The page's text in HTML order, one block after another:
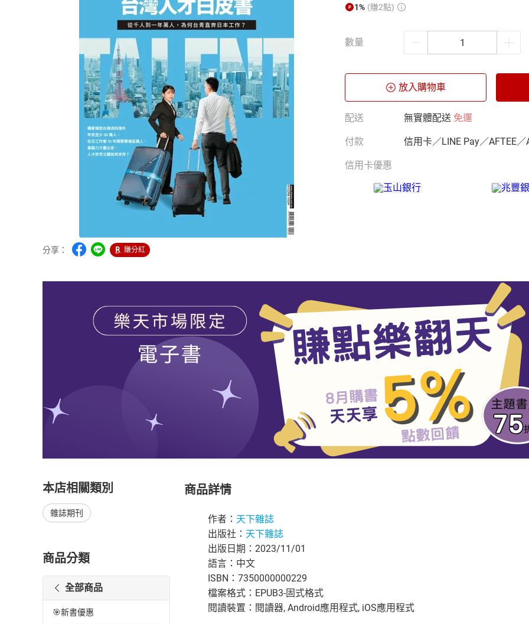
分享： 賺分紅
1% (賺2點)
數量
放入購物車
配送 無實體配送 免運
付款 信用卡／LINE Pay／AFTEE／
信用卡優惠
本店相關類別
雜誌期刊
商品分類
全部商品
🎯新書優惠
商品詳情
作者： 天下雜誌
出版社： 天下雜誌
出版日期：2023/11/01
語言：中文
ISBN：7350000000229
檔案格式：EPUB3-固式格式
閱讀裝置：閱讀器, Android應用程式, iOS應用程式